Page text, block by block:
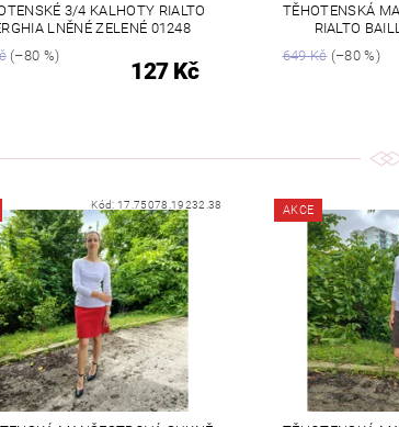
3/4 KALHOTY RIALTO
LNĚNÉ ZELENÉ 01248
(–80 %)
127 Kč
TĚHOTENSKÁ
RIALTO
649 Kč(–80 %)
Kód: 17.75078.19232.38 AKCE